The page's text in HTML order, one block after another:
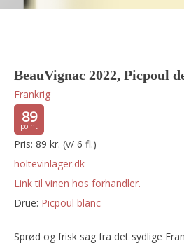
BeauVignac 2022, Picpoul
Frankrig
89
Pris: 89 kr. (v/ 6 fl.)
holtevinlager.dk
Link til vinen hos forhandler.
Drue:
picpoul blanc
Sprød og frisk sag fra det sydlige